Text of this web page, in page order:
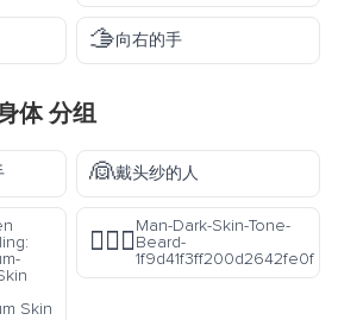
🫱向右的手
体分组
👰戴头纱的人
Skin
🧔🏿‍♂️
Man-Dark-Skin-Tone-
Beard-
1f9d41f3ff200d2642fe0f